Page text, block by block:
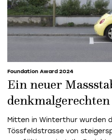
Foundation Award 2024
Ein neuer
Mitten in Winterthur wurden
Tössfeldstrasse von